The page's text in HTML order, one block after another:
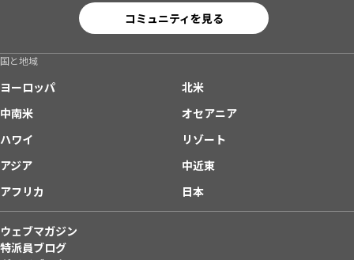
コミュニティを見る
国と地域
ヨーロッパ
北米
中南米
オセアニア
ハワイ
リゾート
アジア
中近東
アフリカ
日本
ウェブマガジン
特派員ブログ